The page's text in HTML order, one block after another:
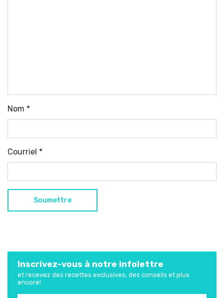
Nom *
Courriel *
Inscrivez-vous à notre infolettre
et recevez des recettes exclusives, des conseils et plus
encore!